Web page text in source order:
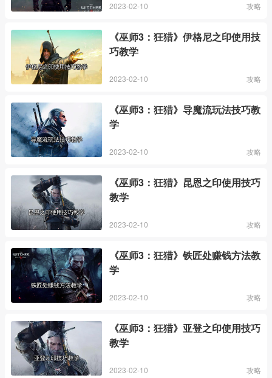
2023-02-10 攻略
《巫师3：狂猎》伊格尼之印使用技
巧教学
2023-02-10 攻略
《巫师3：狂猎》导魔流玩法技巧教
学
2023-02-10 攻略
《巫师3：狂猎》昆恩之印使用技巧
教学
2023-02-10 攻略
《巫师3：狂猎》铁匠处赚钱方法教
学
2023-02-10 攻略
《巫师3：狂猎》亚登之印使用技巧
教学
2023-02-10 攻略